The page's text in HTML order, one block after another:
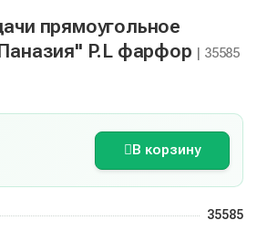
прямоугольное
P.L фарфор | 35585
В корзину
35585